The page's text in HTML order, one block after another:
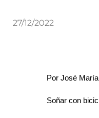
27/12/2022
Por José
Soñar con